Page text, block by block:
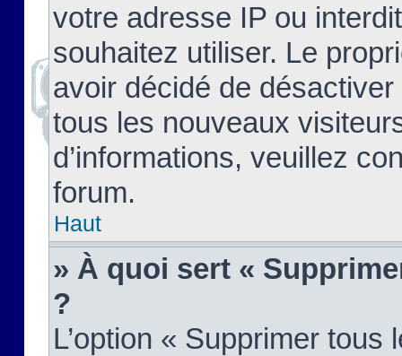
votre adresse IP ou
souhaitez utiliser. Le
avoir décidé de
tous les nouveaux
d’informations, veuillez
forum.
Haut
» À quoi sert «
?
L’option « Supprimer